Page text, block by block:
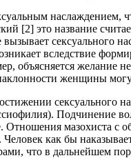
[2] это название
вызывает
вследствие
объясняется
женщины
Подчинение
Отношения мазохиста
как бы
что в дальнейшем